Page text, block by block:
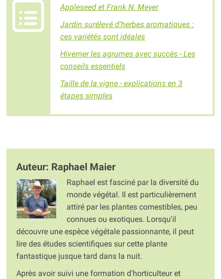
Appleseed et Frank N. Meyer
Jardin surélevé d'herbes aromatiques :
ces variétés sont idéales
Hiverner les agrumes avec succès - Les
conseils essentiels
Taille de la vigne - explications en 3
étapes simples
Auteur: Raphael Maier
Raphael est fasciné par la diversité du
monde végétal. Il est particulièrement
attiré par les plantes comestibles, peu
connues ou exotiques. Lorsqu'il
découvre une espèce végétale passionnante, il peut
lire des études scientifiques sur cette plante
fantastique jusque tard dans la nuit.
Après avoir suivi une formation d'horticulteur et